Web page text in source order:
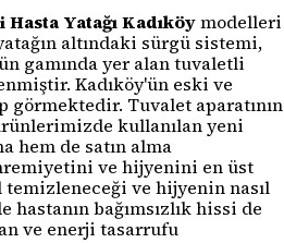
Yatağı Kadıköymodelleri
altındaki sürgü sistemi,
gamında yer alan tuvaletli
Kadıköy'ün eski ve
görmektedir. Tuvalet aparatının
kullanılan yeni
hem de satın alma
ve hijyenini en üst
temizleneceği ve hijyenin nasıl
bağımsızlık hissi de
ve enerji tasarrufu